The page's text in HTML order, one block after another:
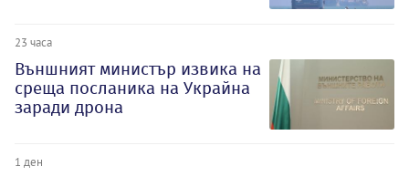
23 часа
Външният министър извика на
среща посланика на Украйна
заради дрона
1 ден